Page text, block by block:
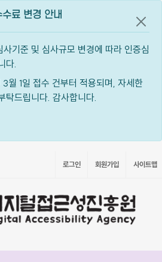
료 변경 안내
기준 및 심사규모 변경에 따라 인증심
다.
월 1일 접수 건부터 적용되며, 자세한
탁드립니다. 감사합니다.
공지
로그인 회원가입 사이트맵